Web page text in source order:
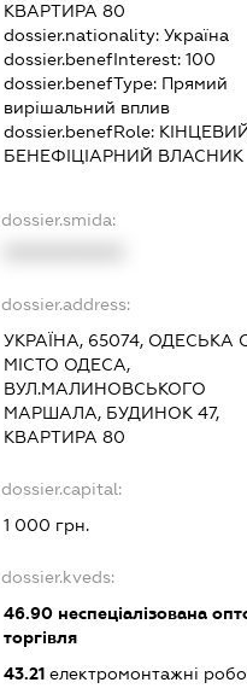
КВАРТИРА 80
dossier.nationality:Україна
dossier.benefInterest:100
dossier.benefType: Прямий
вирішальний вплив
dossier.benefRole:
БЕНЕФІЦІАРНИЙ ВЛАСНИК
dossier.smida:
dossier.address:
УКРАЇНА, 65074, ОДЕСЬКА
МІСТО ОДЕСА,
ВУЛ.МАЛИНОВСЬКОГО
МАРШАЛА, БУДИНОК 47,
КВАРТИРА 80
dossier.capital:
1 000 грн.
dossier.kveds:
46.90 неспеціалізована
торгівля
43.21 електромонтажні